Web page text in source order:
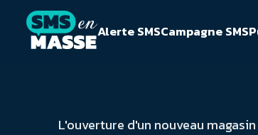
Alerte SMSCampagne SMS
L'ouverture d'un nouveau